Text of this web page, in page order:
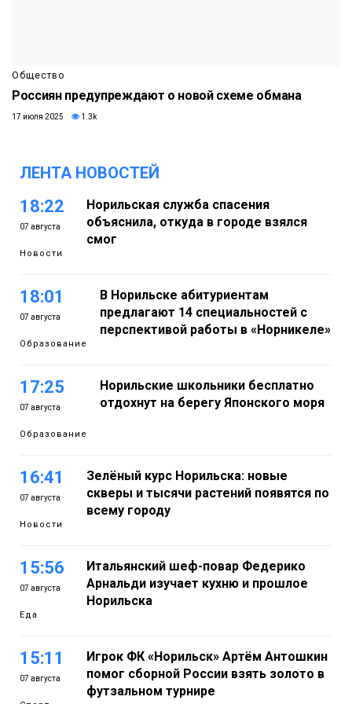
Общество
Россиян предупреждают о новой схеме обмана
17 июля 2025 1.3k
ЛЕНТА НОВОСТЕЙ
18:22
07 августа
Новости
Норильская служба спасения
объяснила, откуда в городе взялся
смог
18:01
07 августа
Образование
В Норильске абитуриентам
предлагают 14 специальностей с
перспективой работы в «Норникеле»
17:25
07 августа
Образование
Норильские школьники бесплатно
отдохнут на берегу Японского моря
16:41
07 августа
Новости
Зелёный курс Норильска: новые
скверы и тысячи растений появятся по
всему городу
15:56
07 августа
Еда
Итальянский шеф-повар Федерико
Арнальди изучает кухню и прошлое
Норильска
15:11
07 августа
Игрок ФК «Норильск» Артём Антошкин
помог сборной России взять золото в
футзальном турнире